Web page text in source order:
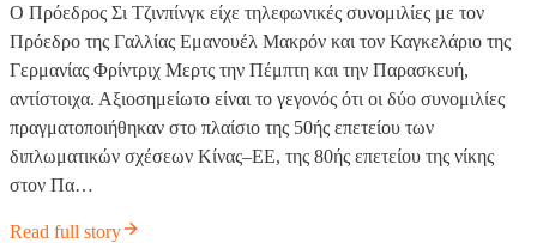
Ο Πρόεδρος Σι Τζινπίνγκ είχε τηλεφωνικές συνομιλίες με τον
Πρόεδρο της Γαλλίας Εμανουέλ Μακρόν και τον Καγκελάριο της
Γερμανίας Φρίντριχ Μερτς την Πέμπτη και την Παρασκευή,
αντίστοιχα. Αξιοσημείωτο είναι το γεγονός ότι οι δύο συνομιλίες
πραγματοποιήθηκαν στο πλαίσιο της 50ής επετείου των
διπλωματικών σχέσεων Κίνας–ΕΕ, της 80ής επετείου της νίκης
στον Πα…
Read full story